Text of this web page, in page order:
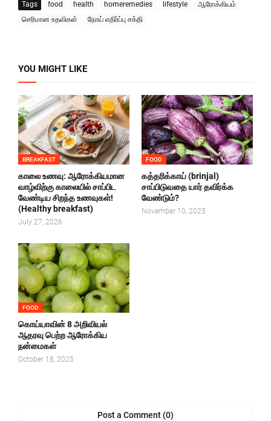
Tags food health homeremedies lifestyle
ஆரோக்கியம்
செரிமான உதவிகள்
நோய் எதிர்ப்பு சக்தி
YOU MIGHT LIKE
BREAKFAST
காலை உணவு: ஆரோக்கியமான
வாழ்விற்கு காலையில் சாப்பிட
வேண்டிய சிறந்த உணவுகள்!
(Healthy breakfast)
July 27, 2026
FOOD
கத்தரிக்காய் (brinjal)
சாப்பிடுவதை யார் தவிர்க்க
வேண்டும்?
November 10, 2025
FOOD
கொய்யாவின் 8 அறிவியல்
ஆதரவு பெற்ற ஆரோக்கிய
நன்மைகள்
October 18, 2025
Post a Comment (0)